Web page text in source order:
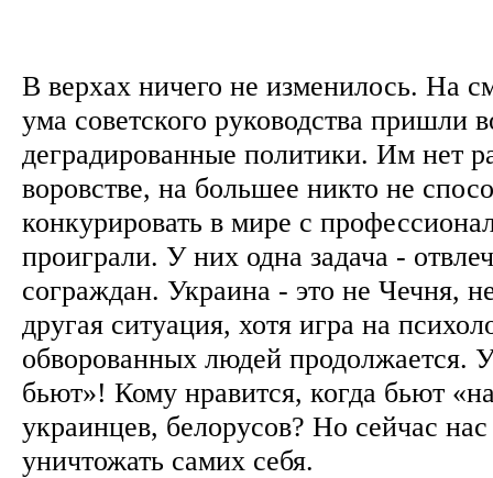
В верхах ничего не изменилось. На
ума советского руководства пришли
деградированные политики. Им нет
воровстве, на большее никто не
конкурировать в мире с
проиграли. У них одна задача -
сограждан. Украина - это не Чечня,
другая ситуация, хотя игра на
обворованных людей продолжается.
бьют»! Кому нравится, когда бьют
украинцев, белорусов? Но сейчас нас
уничтожать самих себя.